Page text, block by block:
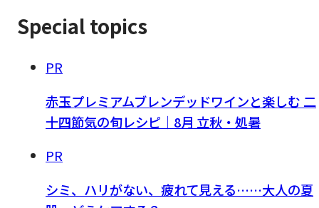
Special topics
PR
赤玉プレミアムブレンデッドワインと楽しむ 二
十四節気の旬レシピ｜8月 立秋・処暑
PR
シミ、ハリがない、疲れて見える……大人の夏